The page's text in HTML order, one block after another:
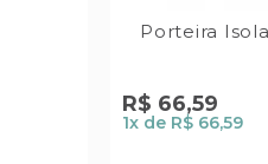
Porteira
R$ 66,59
1x de R$ 66,59